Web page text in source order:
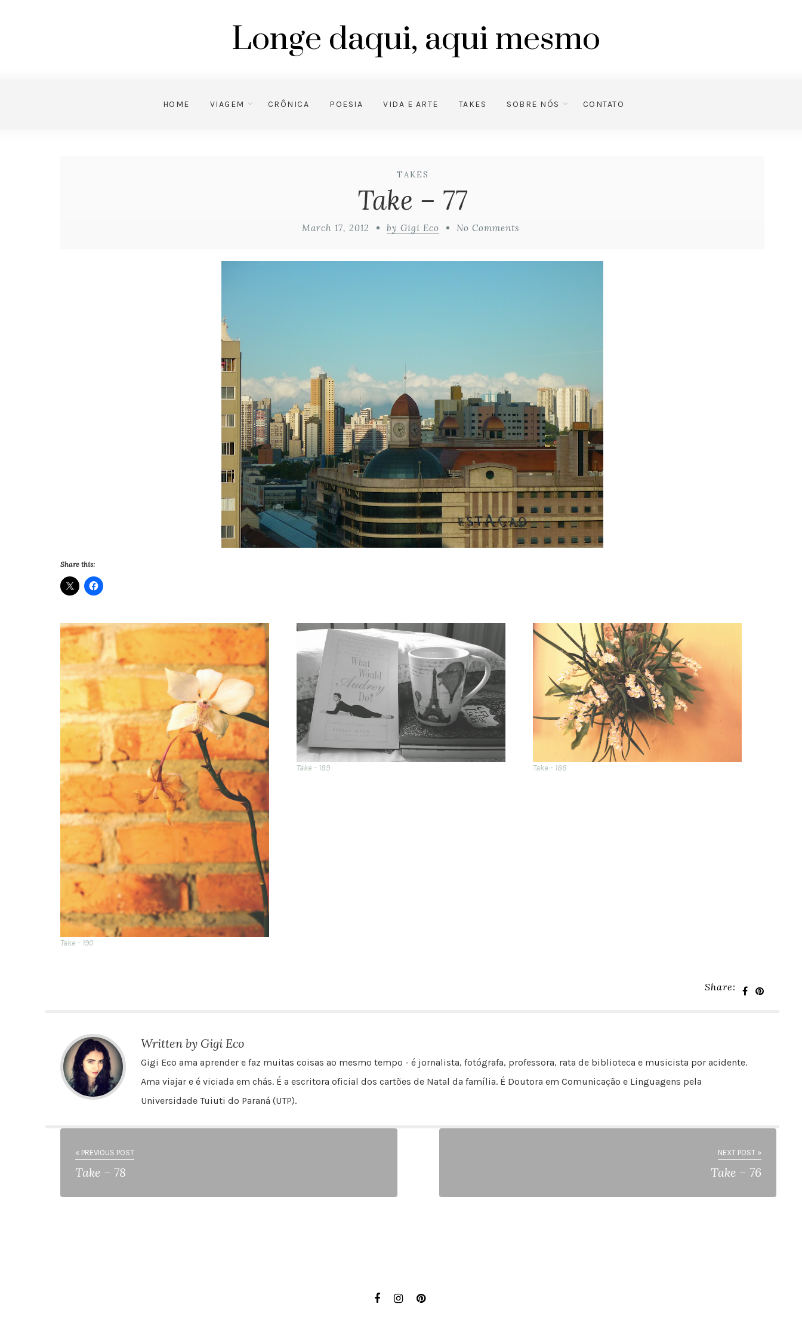
Longe daqui, aqui mesmo
HOME VIAGEM CRÔNICA POESIA VIDA E ARTE TAKES SOBRE NÓS CONTATO
TAKES
Take – 77
March 17, 2012 by Gigi Eco No Comments
Share this:
Take – 190
Take – 189 Take – 188
Share:
Written by Gigi Eco
Gigi Eco ama aprender e faz muitas coisas ao mesmo tempo - é jornalista, fotógrafa, professora, rata de biblioteca e musicista por acidente.
Ama viajar e é viciada em chás. É a escritora oficial dos cartões de Natal da família. É Doutora em Comunicação e Linguagens pela
Universidade Tuiuti do Paraná (UTP).
« PREVIOUS POST
Take – 78
NEXT POST »
Take – 76